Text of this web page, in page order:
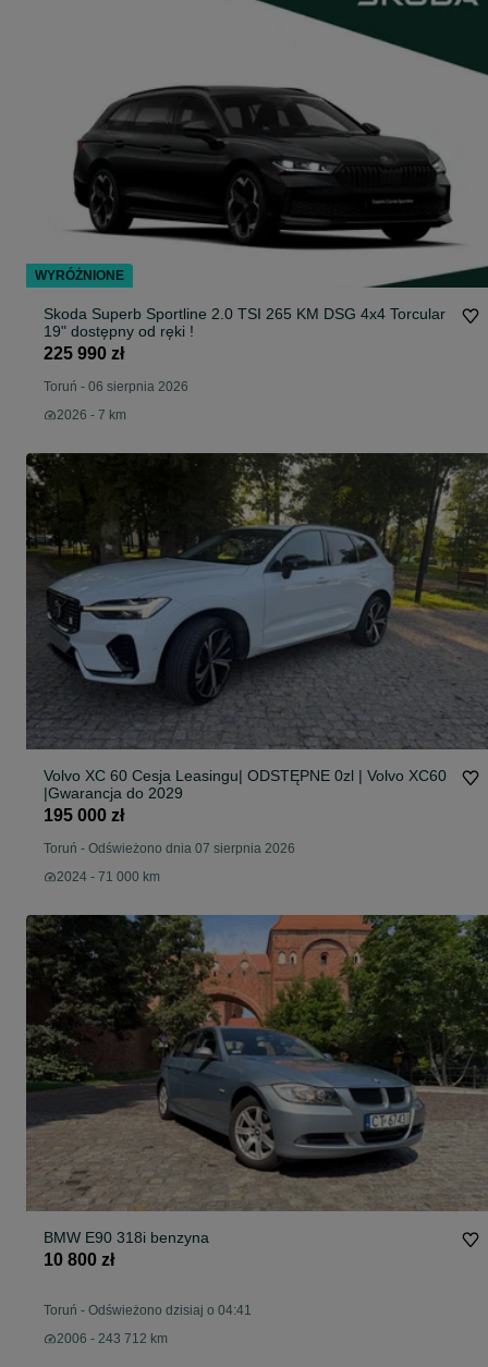
Skoda Superb Sportline 2.0 TSI 265 KM DSG 4x4 Torcular
19" dostępny od ręki !
225 990 zł
Toruń - 06 sierpnia 2026
2026 - 7 km
Volvo XC 60 Cesja Leasingu| ODSTĘPNE 0zl | Volvo XC60
|Gwarancja do 2029
195 000 zł
Toruń - Odświeżono dnia 07 sierpnia 2026
2024 - 71 000 km
BMW E90 318i benzyna
10 800 zł
Toruń - Odświeżono dzisiaj o 04:41
2006 - 243 712 km
WYRÓŻNIONE